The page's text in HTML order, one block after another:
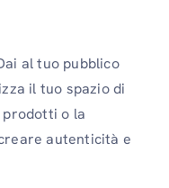
al tuo pubblico
il tuo spazio di
o la
autenticità e